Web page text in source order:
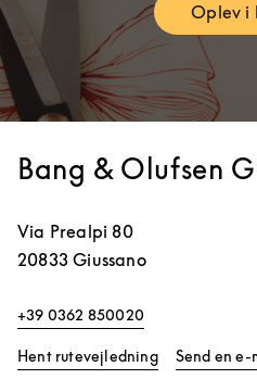
Oplev i
Bang & Olufsen
Via Prealpi 80
20833 Giussano
+39 0362 850020
Hent rutevejledningLink Opens in
Send en e-